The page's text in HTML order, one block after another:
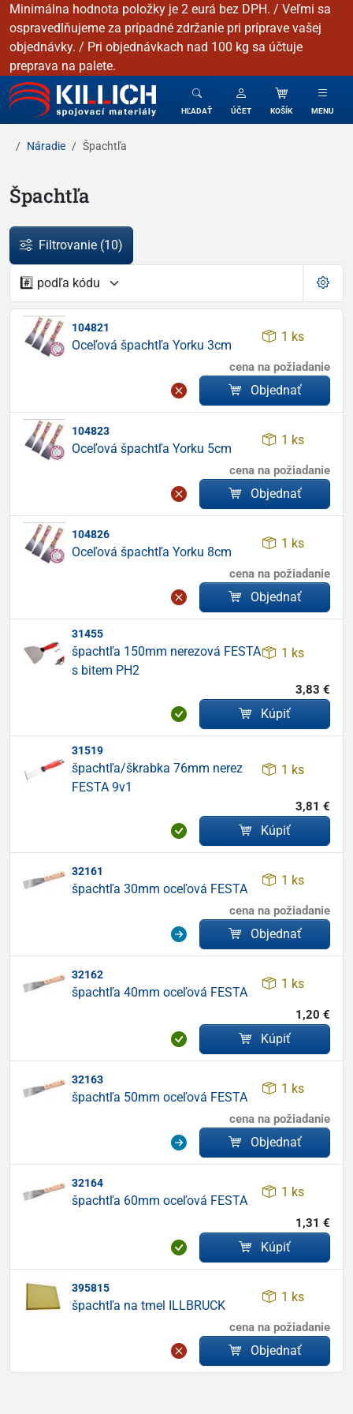
Minimálna hodnota položky je 2 eurá bez DPH. / Veľmi sa
ospravedlňujeme za prípadné zdržanie pri príprave vašej
objednávky. / Pri objednávkach nad 100 kg sa účtuje
preprava na palete.
KILLICH - Spojovacie materiály
HĽADAŤ ÚČET KOŠÍK MENU
Náradie Špachtľa
Špachtľa
Filtrovanie (10)
104821
Oceľová špachtľa Yorku 3cm
1 ks
cena na požiadanie
Objednať
104823
Oceľová špachtľa Yorku 5cm
1 ks
cena na požiadanie
Objednať
104826
Oceľová špachtľa Yorku 8cm
1 ks
cena na požiadanie
Objednať
31455
špachtľa 150mm nerezová FESTA
s bitem PH2
1 ks
3,83 €
Kúpiť
31519
špachtľa/škrabka 76mm nerez
FESTA 9v1
1 ks
3,81 €
Kúpiť
32161
špachtľa 30mm oceľová FESTA
1 ks
cena na požiadanie
Objednať
32162
špachtľa 40mm oceľová FESTA
1 ks
1,20 €
Kúpiť
32163
špachtľa 50mm oceľová FESTA
1 ks
cena na požiadanie
Objednať
32164
špachtľa 60mm oceľová FESTA
1 ks
1,31 €
Kúpiť
395815
špachtľa na tmel ILLBRUCK
1 ks
cena na požiadanie
Objednať